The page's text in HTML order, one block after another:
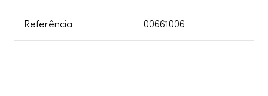
Referência 00661006